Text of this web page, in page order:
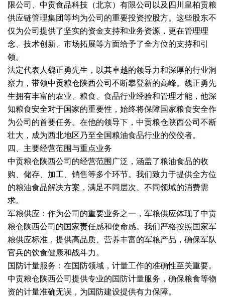
限公司、中贡食品科技（北京）有限公司以及四川皇柏贡粮
供应链管理集团等均为公司的重要投资控股方。这些股东不
仅为公司提供了坚实的资金支持和业务资源，更在管理理
念、技术创新、市场拓展等方面给予了全方位的支持和引
领。
法定代表人魏正勇先生，以其卓越的领导力和深厚的行业洞
察力，带领中贡粮仓陕西公司不断攀登新的高峰。魏正勇先
生拥有丰富的农业、粮食、食品行业经验和管理才能，他深
知粮食安全对于国家的重要性，始终将保障国家粮食安全作
为公司的首要任务。在他的领导下，中贡粮仓陕西公司不断
壮大，成为西北地区乃至全国粮油食品行业的佼佼者。
四、主要经营范围与重点业务
中贡粮仓陕西公司的经营范围广泛，涵盖了粮油食品的收
购、储存、加工、销售等多个环节。我们致力于提供全方位
的粮油食品解决方案，满足不同层次、不同领域的消费需
求。
军粮供应：作为公司的重要业务之一，军粮供应体现了中贡
粮仓陕西公司的国家责任感和使命感。我们严格按照国家军
粮供应标准，提供高品质、营养丰富的军粮产品，确保军队
官兵的饮食健康和战斗力。
国防计量服务：在国防领域，计量工作的准确性至关重要。
中贡粮仓陕西公司提供专业的国防计量服务，确保粮食等物
资的计量准确无误，为国防建设提供有力保障。